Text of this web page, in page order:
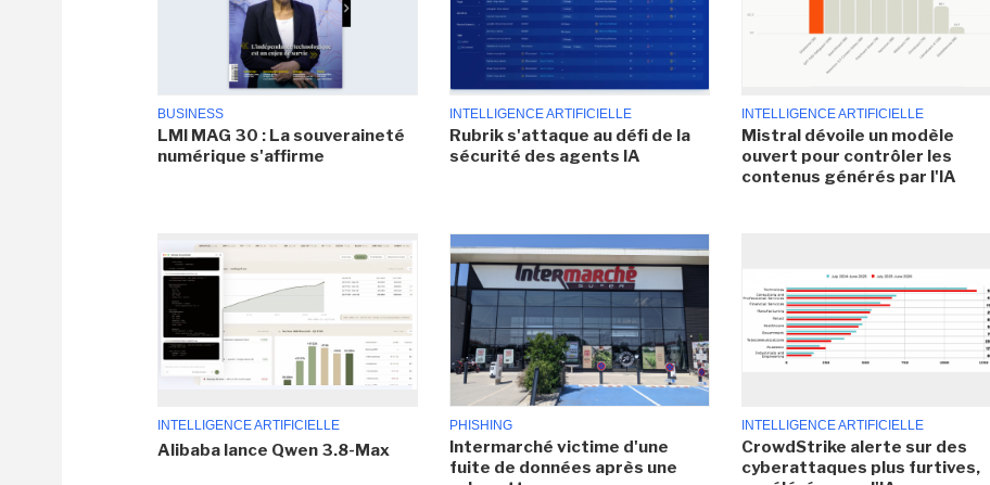
BUSINESS
LMI MAG 30 : La souveraineté
numérique s'affirme
INTELLIGENCE ARTIFICIELLE
Rubrik s'attaque au défi de la
sécurité des agents IA
INTELLIGENCE ARTIFICIELLE
Mistral dévoile un modèle
ouvert pour contrôler les
contenus générés par l'IA
INTELLIGENCE ARTIFICIELLE
Alibaba lance Qwen 3.8-Max
PHISHING
Intermarché victime d'une
fuite de données après une
INTELLIGENCE ARTIFICIELLE
CrowdStrike alerte sur des
cyberattaques plus furtives,